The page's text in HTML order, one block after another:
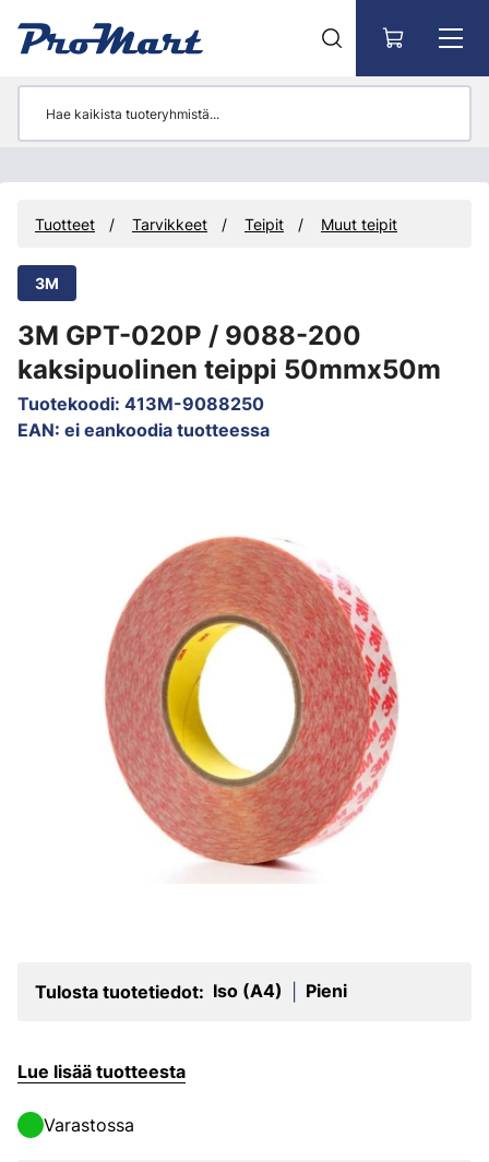
Tuotteet Tarvikkeet Teipit Muut teipit
3M
3M GPT-020P / 9088-200
kaksipuolinen teippi 50mmx50m
Tuotekoodi: 413M-9088250
EAN: ei eankoodia tuotteessa
Tulosta tuotetiedot: Iso (A4) Pieni
Lue lisää tuotteesta
Varastossa